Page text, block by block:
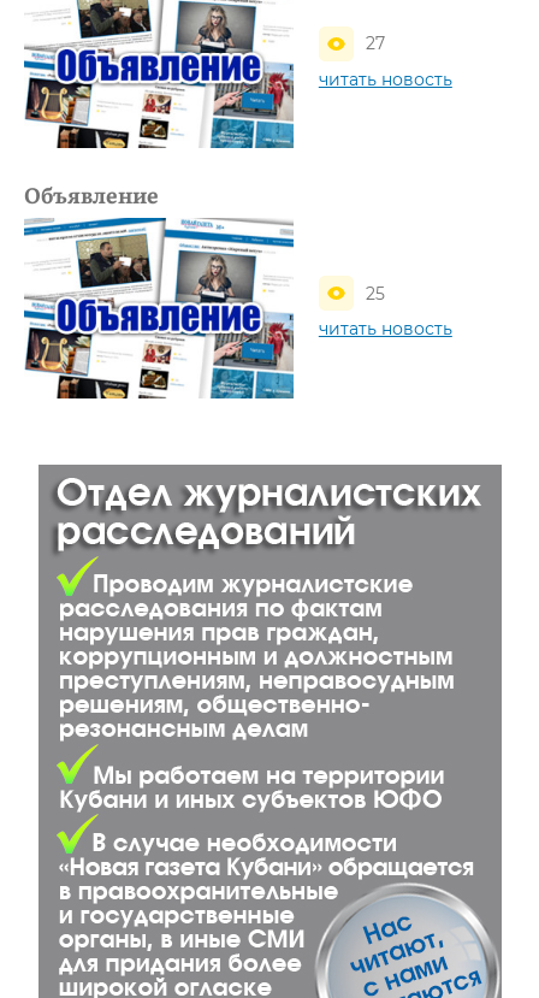
27
читать новость
Объявление
25
читать новость